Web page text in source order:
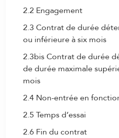
auxiliaires de vacances
18 ans
1.3ter Dispositions
résiduelle à la suite d’une
santé
1.6 Accords spéciaux
2.2 Engagement
2.3 Contrat de durée
ou inférieure à six mois
2.3bis Contrat de durée
de durée maximale
mois
2.4 Non-entrée en
2.5 Temps d’essai
2.6 Fin du contrat